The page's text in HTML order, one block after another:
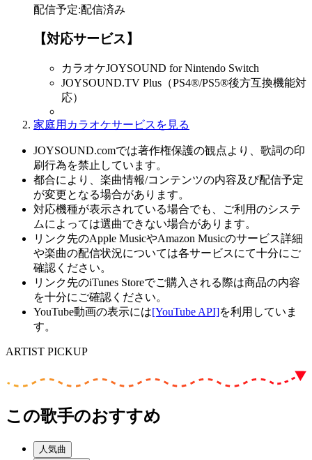
配信予定:配信済み
【対応サービス】
カラオケJOYSOUND for Nintendo Switch
JOYSOUND.TV Plus（PS4®/PS5®後方互換機能対
応）
家庭用カラオケサービスを見る
JOYSOUND.comでは著作権保護の観点より、歌詞の印
刷行為を禁止しています。
都合により、楽曲情報/コンテンツの内容及び配信予定
が変更となる場合があります。
対応機種が表示されている場合でも、ご利用のシステ
ムによっては選曲できない場合があります。
リンク先のApple MusicやAmazon Musicのサービス詳細
や楽曲の配信状況については各サービスにて十分にご
確認ください。
リンク先のiTunes Storeでご購入される際は商品の内容
を十分にご確認ください。
YouTube動画の表示には[YouTube API]を利用していま
す。
ARTIST PICKUP
この歌手のおすすめ
人気曲